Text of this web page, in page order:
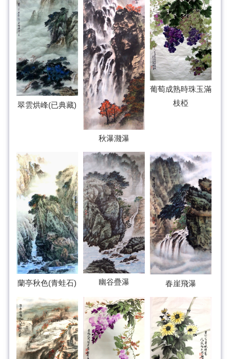
翠雲烘峰(已典藏)
秋瀑濺瀑
葡萄成熟時珠玉滿
枝椏
蘭亭秋色(青蛙石) 幽谷疊瀑 春崖飛瀑